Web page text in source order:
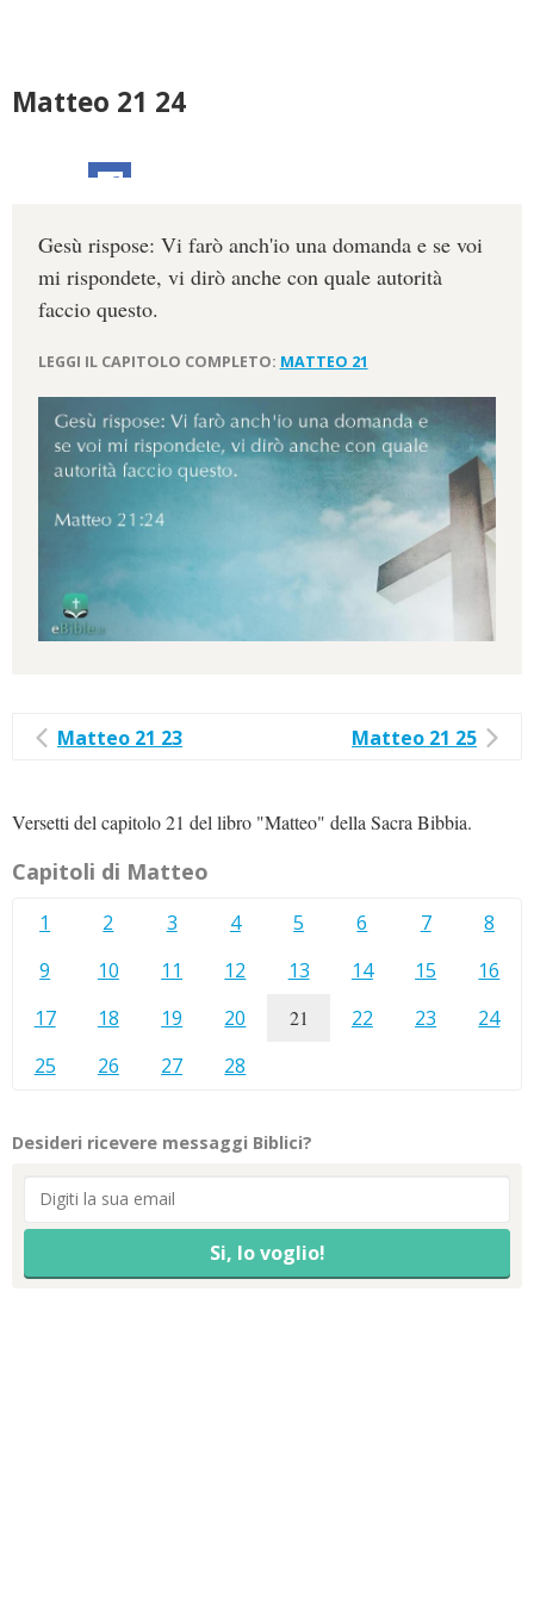
Matteo 21 24
Gesù rispose: Vi farò anch'io una domanda e se voi
mi rispondete, vi dirò anche con quale autorità
faccio questo.
LEGGI IL CAPITOLO COMPLETO: MATTEO 21
Matteo 21 23 Matteo 21 25
Versetti del capitolo 21 del libro "Matteo" della Sacra Bibbia.
Capitoli di Matteo
1 2 3 4 5 6 7
8
9
10 11 12 13 14 15
16
17
18 19 20 21 22 23
24
25
26 27 28
Desideri ricevere messaggi Biblici?